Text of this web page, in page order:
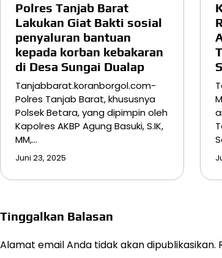
Polres Tanjab Barat
Lakukan Giat Bakti sosial
penyaluran bantuan
kepada korban kebakaran
di Desa Sungai Dualap
Tanjabbarat.koranborgol.com-
Polres Tanjab Barat, khususnya
Polsek Betara, yang dipimpin oleh
Kapolres AKBP Agung Basuki, S.IK,
MM,…
Juni 23, 2025
Tinggalkan Balasan
Alamat email Anda tidak akan dipublikasikan.